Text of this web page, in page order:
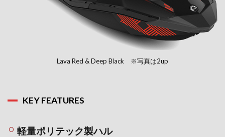
Lava Red & Deep Black ※写真は2up
KEY FEATURES
軽量ポリテック製ハル